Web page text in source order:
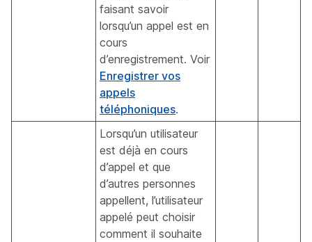
faisant savoir
lorsqu’un appel est en
cours
d’enregistrement. Voir
Enregistrer vos
appels
téléphoniques.
Lorsqu’un utilisateur
est déjà en cours
d’appel et que
d’autres personnes
appellent, l’utilisateur
appelé peut choisir
comment il souhaite